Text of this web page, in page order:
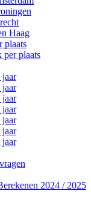
Haag
plaats
per plaats
jaar
jaar
jaar
jaar
jaar
jaar
jaar
2024 / 2025